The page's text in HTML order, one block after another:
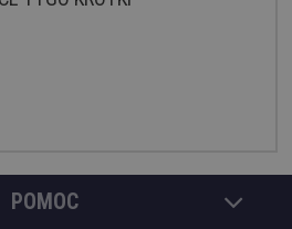
POMOC